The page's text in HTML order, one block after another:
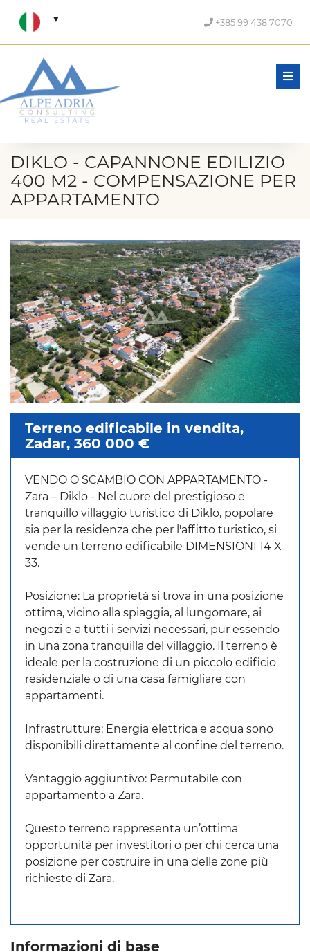
+385 99 438 7070
DIKLO - CAPANNONE EDILIZIO
400 M2 - COMPENSAZIONE PER
APPARTAMENTO
Terreno edificabile in vendita,
Zadar, 360 000 €
VENDO O SCAMBIO CON APPARTAMENTO -
Zara – Diklo - Nel cuore del prestigioso e
tranquillo villaggio turistico di Diklo, popolare
sia per la residenza che per l'affitto turistico, si
vende un terreno edificabile DIMENSIONI 14 X
33.
Posizione: La proprietà si trova in una posizione
ottima, vicino alla spiaggia, al lungomare, ai
negozi e a tutti i servizi necessari, pur essendo
in una zona tranquilla del villaggio. Il terreno è
ideale per la costruzione di un piccolo edificio
residenziale o di una casa famigliare con
appartamenti.
Infrastrutture: Energia elettrica e acqua sono
disponibili direttamente al confine del terreno.
Vantaggio aggiuntivo: Permutabile con
appartamento a Zara.
Questo terreno rappresenta un’ottima
opportunità per investitori o per chi cerca una
posizione per costruire in una delle zone più
richieste di Zara.
Informazioni di base